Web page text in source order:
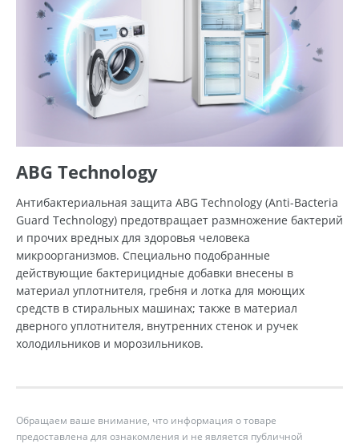
ABG Technology
Антибактериальная защита ABG Technology (Anti-Bacteria
Guard Technology) предотвращает размножение бактерий
и прочих вредных для здоровья человека
микроорганизмов. Специально подобранные
действующие бактерицидные добавки внесены в
материал уплотнителя, гребня и лотка для моющих
средств в стиральных машинах; также в материал
дверного уплотнителя, внутренних стенок и ручек
холодильников и морозильников.
Обращаем ваше внимание, что информация о товаре
предоставлена для ознакомления и не является публичной